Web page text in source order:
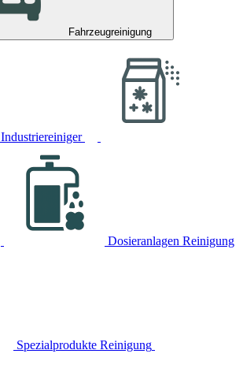
Fahrzeugreinigung
Industriereiniger
Dosieranlagen Reinigung
Spezialprodukte Reinigung